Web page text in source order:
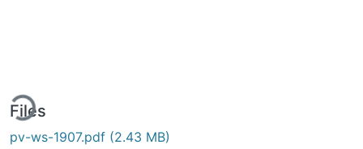
Files
pv-ws-1907.pdf (2.43 MB)